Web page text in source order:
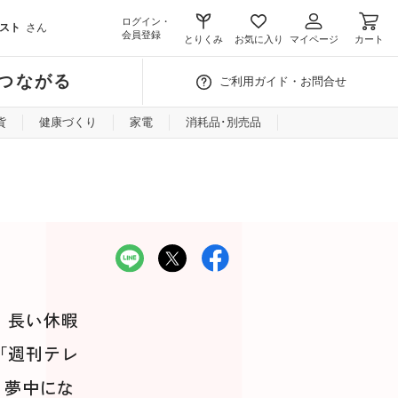
ト さん
ログイン・
会員登録
とりくみ お気に入り マイページ カート
ながる ご利用ガイド・お問合せ
健康づくり 家電 消耗品･別売品
長い休暇
週刊テレ
中にな